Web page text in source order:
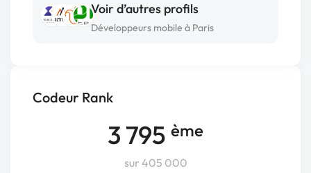
Codeur Rank
3 795 ème
sur 405 000
Voir d’autres profils
Développeurs mobile à Paris